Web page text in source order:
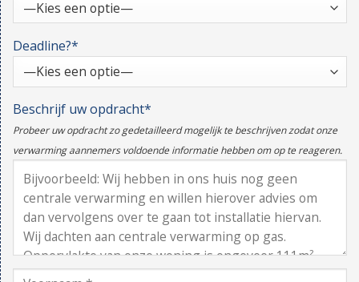
Deadline?*
Beschrijf uw opdracht*
Probeer uw opdracht zo gedetailleerd mogelijk te beschrijven zodat onze
verwarming aannemers voldoende informatie hebben om op te reageren.